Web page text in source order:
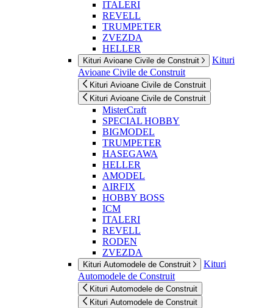
ITALERI
REVELL
TRUMPETER
ZVEZDA
HELLER
Kituri Avioane Civile de Construit
Kituri
Avioane Civile de Construit
Kituri Avioane Civile de Construit
Kituri Avioane Civile de Construit
MisterCraft
SPECIAL HOBBY
BIGMODEL
TRUMPETER
HASEGAWA
HELLER
AMODEL
AIRFIX
HOBBY BOSS
ICM
ITALERI
REVELL
RODEN
ZVEZDA
Kituri Automodele de Construit
Kituri
Automodele de Construit
Kituri Automodele de Construit
Kituri Automodele de Construit